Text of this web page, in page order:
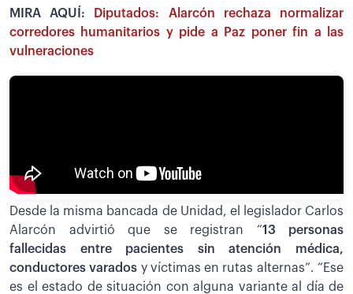
MIRA AQUÍ:
Diputados: Alarcón rechaza normalizar
corredores humanitarios y pide a Paz poner fin a las
vulneraciones
Desde la misma bancada de Unidad, el legislador Carlos
Alarcón advirtió que se registran “13 personas
fallecidas entre pacientes sin atención médica,
conductores varados y víctimas en rutas alternas”. “Ese
es el estado de situación con alguna variante al día de